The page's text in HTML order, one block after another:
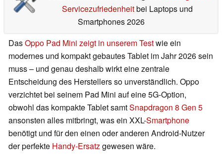
Servicezufriedenheitbei Laptops und
Smartphones 2026
DasOppo Pad Mini zeigt in unserem Testwie ein
modernes und kompakt gebautes Tablet im Jahr 2026 sein
muss – und genau deshalb wirkt eine zentrale
Entscheidung des Herstellers so unverständlich. Oppo
verzichtet bei seinem Pad Mini auf eine 5G-Option,
obwohl das kompakte Tablet samtSnapdragon 8 Gen 5
ansonsten alles mitbringt, was ein XXL-Smartphone
benötigt und für den einen oder anderen Android-Nutzer
der perfekte Handy-Ersatzgewesen wäre.